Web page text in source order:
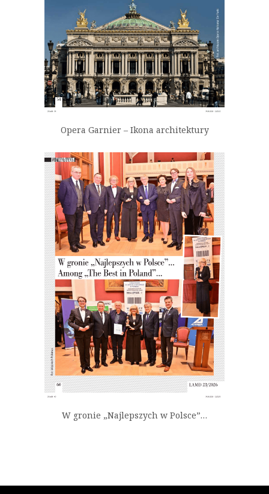
Opera Garnier – Ikona architektury
W gronie „Najlepszych w Polsce”…